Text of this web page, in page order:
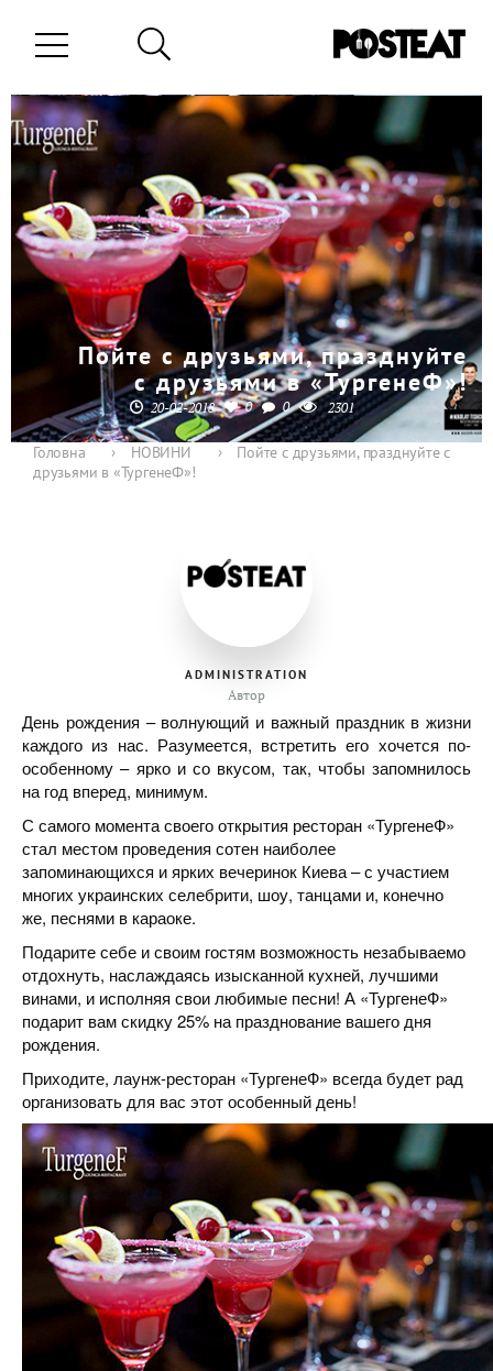
Пойте с друзьями, празднуйте
с друзьями в «ТургенеФ»!
20-02-2018 0 0 2301
Головна › НОВИНИ ›
Пойте с друзьями, празднуйте с
друзьями в «ТургенеФ»!
ADMINISTRATION
Автор
День рождения – волнующий и важный праздник в жизни
каждого из нас. Разумеется, встретить его хочется по-
особенному – ярко и со вкусом, так, чтобы запомнилось
на год вперед, минимум.
С самого момента своего открытия ресторан «ТургенеФ»
стал местом проведения сотен наиболее
запоминающихся и ярких вечеринок Киева – с участием
многих украинских селебрити, шоу, танцами и, конечно
же, песнями в караоке.
Подарите себе и своим гостям возможность незабываемо
отдохнуть, наслаждаясь изысканной кухней, лучшими
винами, и исполняя свои любимые песни! А «ТургенеФ»
подарит вам скидку 25% на празднование вашего дня
рождения.
Приходите, лаунж-ресторан «ТургенеФ» всегда будет рад
организовать для вас этот особенный день!